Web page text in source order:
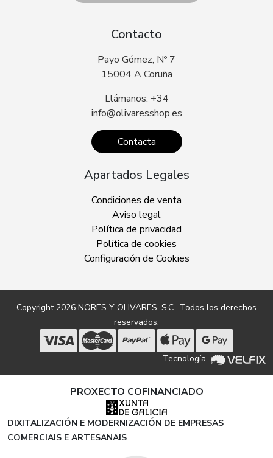
Contacto
Payo Gómez, Nº 7
15004 A Coruña
Llámanos: +34
info@olivaresshop.es
Contacta
Apartados Legales
Condiciones de venta
Aviso legal
Política de privacidad
Política de cookies
Configuración de Cookies
Copyright 2026 NORES Y OLIVARES, S.C.. Todos los derechos
reservados.
Tecnología
PROXECTO COFINANCIADO
DIXITALIZACIÓN E MODERNIZACIÓN DE EMPRESAS
COMERCIAIS E ARTESANAIS